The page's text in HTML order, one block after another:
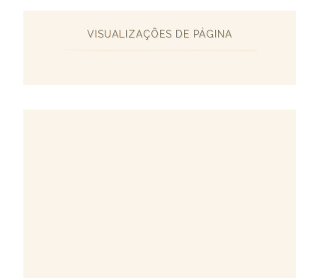
VISUALIZAÇÕES DE PÁGINA